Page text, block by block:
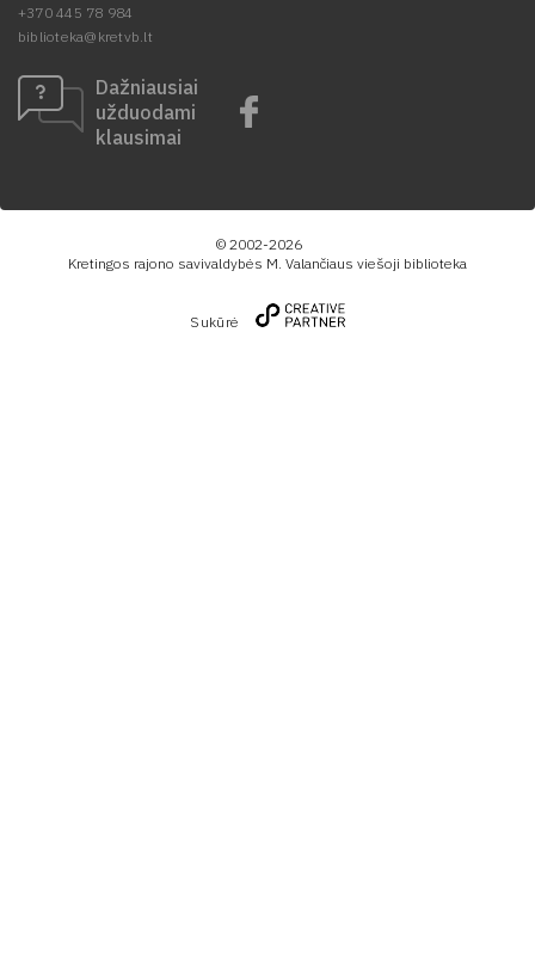
+370 445 78 984
biblioteka@kretvb.lt
Dažniausiai
užduodami
klausimai
© 2002-2026
Kretingos rajono savivaldybės M. Valančiaus viešoji biblioteka
Sukūrė